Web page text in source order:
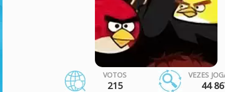
VOTOS
215
VEZES
44